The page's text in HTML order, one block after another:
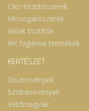
Öko tisztítószerek
Mosogatószerek
Ablak tisztítók
Wc higiéniai termékek
KERTÉSZET
Dísznövények
Szobanövények
Vetőmagvak